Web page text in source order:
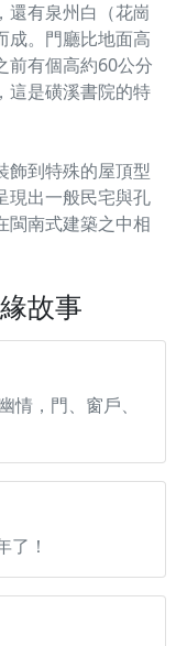
還有泉州白（花崗
成。門廳比地面高
前有個高約60公分
這是磺溪書院的特
飾到特殊的屋頂型
現出一般民宅與孔
閩南式建築之中相
故事
情，門、窗戶、
了！